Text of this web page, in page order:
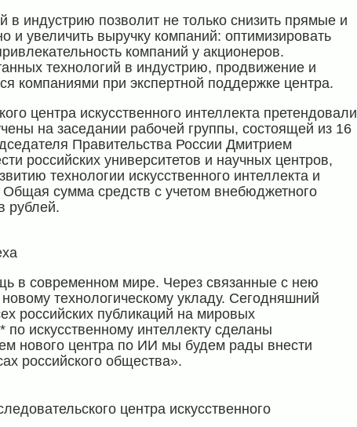
индустрию позволит не только снизить прямые и
и увеличить выручку компаний: оптимизировать
компаний у акционеров.
технологий в индустрию, продвижение и
компаниями при экспертной поддержке центра.
центра искусственного интеллекта претендовали
на заседании рабочей группы, состоящей из 16
Правительства России Дмитрием
российских университетов и научных центров,
технологии искусственного интеллекта и
сумма средств с учетом внебюджетного
рублей.
в современном мире. Через связанные с нею
технологическому укладу. Сегодняшний
российских публикаций на мировых
искусственному интеллекту сделаны
нового центра по ИИ мы будем рады внести
российского общества».
центра искусственного